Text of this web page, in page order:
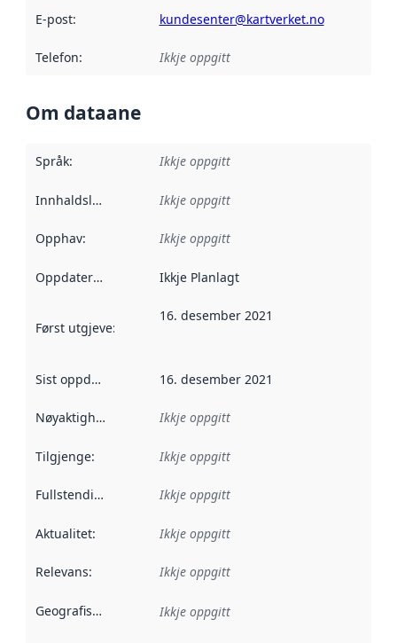
E-post: kundesenter@kartverket.no
Telefon: Ikkje oppgitt
Om dataane
Språk: Ikkje oppgitt
Innhaldsleverandørar :
Ikkje oppgitt
Opphav: Ikkje oppgitt
Oppdateringsfrekvens :
Ikkje Planlagt
Først utgjeve:
16. desember 2021
Sist oppdatert 16. desember 2021
Nøyaktigheit Ikkje oppgitt
Tilgjenge: Ikkje oppgitt
Fullstendigheit Ikkje oppgitt
Aktualitet: Ikkje oppgitt
Relevans: Ikkje oppgitt
Geografisk område Ikkje oppgitt